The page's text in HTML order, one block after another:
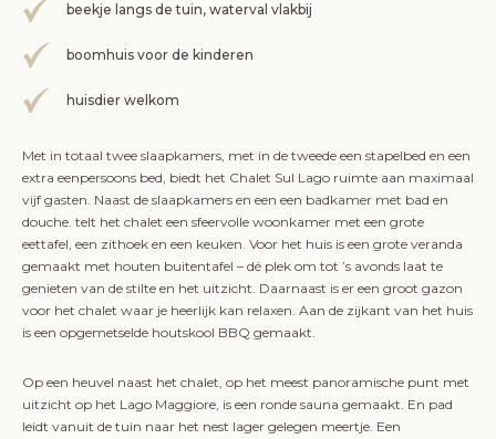
beekje langs de tuin, waterval vlakbij
boomhuis voor de kinderen
huisdier welkom
Met in totaal twee slaapkamers, met in de tweede een stapelbed en een
extra eenpersoons bed, biedt het Chalet Sul Lago ruimte aan maximaal
vijf gasten. Naast de slaapkamers en een een badkamer met bad en
douche. telt het chalet een sfeervolle woonkamer met een grote
eettafel, een zithoek en een keuken. Voor het huis is een grote veranda
gemaakt met houten buitentafel – dé plek om tot ’s avonds laat te
genieten van de stilte en het uitzicht. Daarnaast is er een groot gazon
voor het chalet waar je heerlijk kan relaxen. Aan de zijkant van het huis
is een opgemetselde houtskool BBQ gemaakt.
Op een heuvel naast het chalet, op het meest panoramische punt met
uitzicht op het Lago Maggiore, is een ronde sauna gemaakt. En pad
leidt vanuit de tuin naar het nest lager gelegen meertje. Een